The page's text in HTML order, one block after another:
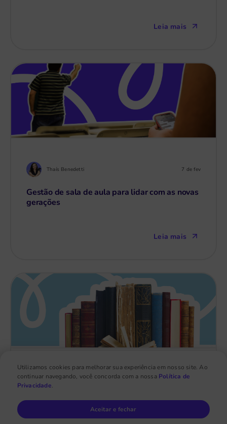
Leia mais
Thaís Benedetti 7 de fev
Gestão de sala de aula para lidar com as novas
gerações
Leia mais
Thaís Benedetti 11 de jun
Storytelling na educação: 5 formas de aplicar
Utilizamos cookies para melhorar sua experiência em nosso site. Ao
continuar navegando, você concorda com a nossa Política de
Privacidade.
Aceitar e fechar